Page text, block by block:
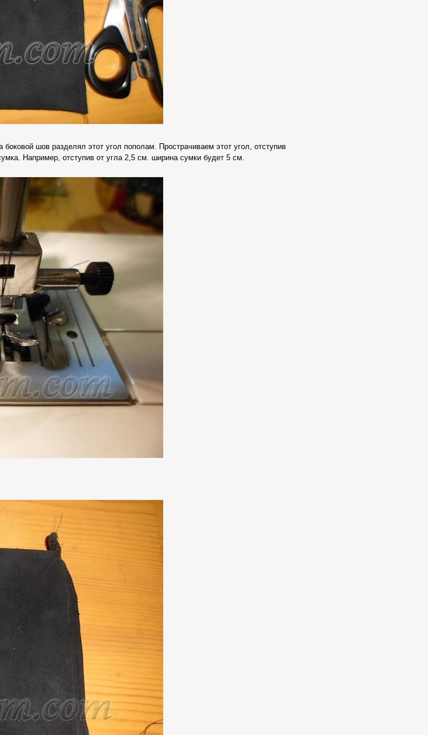
шов разделял этот угол пополам. Прострачиваем этот угол, отступив
Например, отступив от угла 2,5 см. ширина сумки будет 5 см.